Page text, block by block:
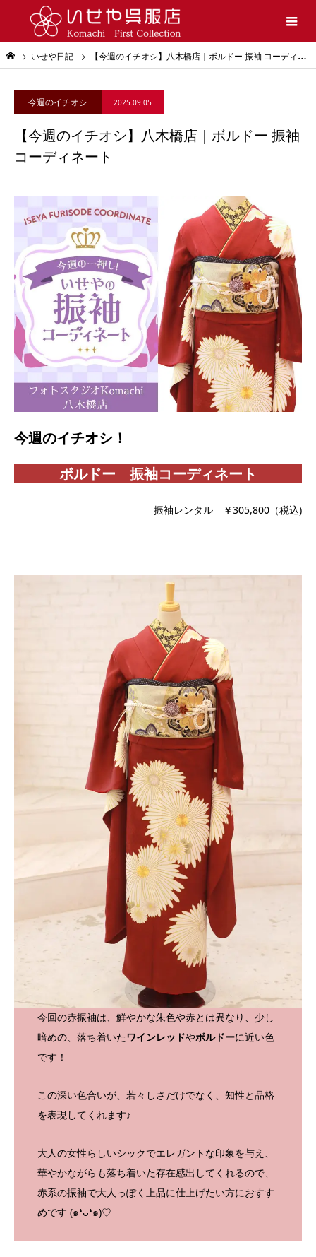
いせや日記 【今週のイチオシ】八木橋店｜ボルドー 振袖 コーディネート
今週のイチオシ 2025.09.05
【今週のイチオシ】八木橋店｜ボルドー 振袖
コーディネート
今週のイチオシ！
ボルドー 振袖コーディネート
振袖レンタル ￥305,800（税込)
今回の赤振袖は、鮮やかな朱色や赤とは異なり、少し
暗めの、落ち着いたワインレッドやボルドーに近い色
です！
この深い色合いが、若々しさだけでなく、知性と品格
を表現してくれます♪
大人の女性らしいシックでエレガントな印象を与え、
華やかながらも落ち着いた存在感出してくれるので、
赤系の振袖で大人っぽく上品に仕上げたい方におすす
めです (๑❛ᴗ❛๑)♡